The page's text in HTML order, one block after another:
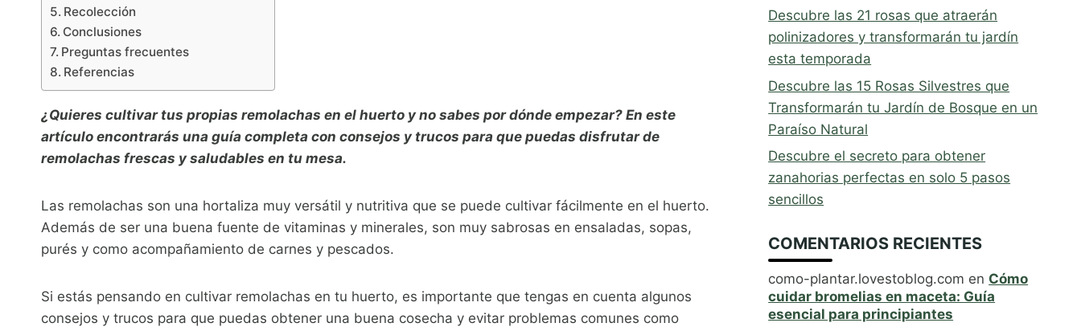
Recolección
Conclusiones
Preguntas frecuentes
Referencias
¿Quieres cultivar tus propias remolachas en el huerto y no sabes por dónde empezar? En este
artículo encontrarás una guía completa con consejos y trucos para que puedas disfrutar de
remolachas frescas y saludables en tu mesa.
Las remolachas son una hortaliza muy versátil y nutritiva que se puede cultivar fácilmente en el huerto.
Además de ser una buena fuente de vitaminas y minerales, son muy sabrosas en ensaladas, sopas,
purés y como acompañamiento de carnes y pescados.
Si estás pensando en cultivar remolachas en tu huerto, es importante que tengas en cuenta algunos
consejos y trucos para que puedas obtener una buena cosecha y evitar problemas comunes como
Descubre las 21 rosas que atraerán
polinizadores y transformarán tu jardín
esta temporada
Descubre las 15 Rosas Silvestres que
Transformarán tu Jardín de Bosque en un
Paraíso Natural
Descubre el secreto para obtener
zanahorias perfectas en solo 5 pasos
sencillos
COMENTARIOS RECIENTES
como-plantar.lovestoblog.com en Cómo
cuidar bromelias en maceta: Guía
esencial para principiantes